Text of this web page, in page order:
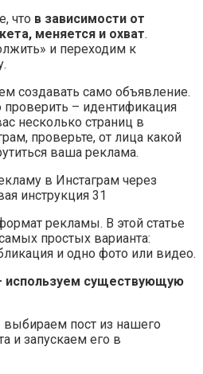
что в зависимости от
меняется и охват.
и переходим к
создавать само объявление.
проверить – идентификация
несколько страниц в
проверьте, от лица какой
ваша реклама.
рекламы. В этой статье
простых варианта:
и одно фото или видео.
используем существующую
выбираем пост из нашего
и запускаем его в